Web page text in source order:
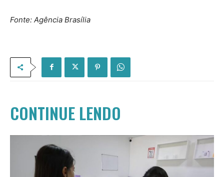
Fonte: Agência Brasília
CONTINUE LENDO